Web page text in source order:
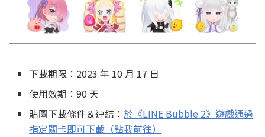
下載期限：2023 年 10 月 17 日
使用效期：90 天
貼圖下載條件＆連結：於《LINE Bubble 2》遊戲通過
指定關卡即可下載（點我前往）